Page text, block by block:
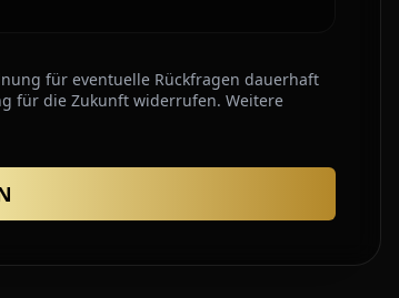
für eventuelle Rückfragen dauerhaft
für die Zukunft widerrufen. Weitere